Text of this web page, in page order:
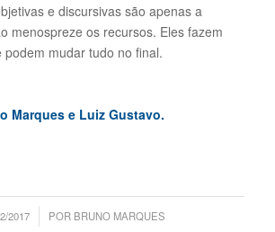
e discursivas são apenas a
menospreze os recursos. Eles fazem
podem mudar tudo no final.
Marques e Luiz Gustavo.
2017 POR BRUNO MARQUES